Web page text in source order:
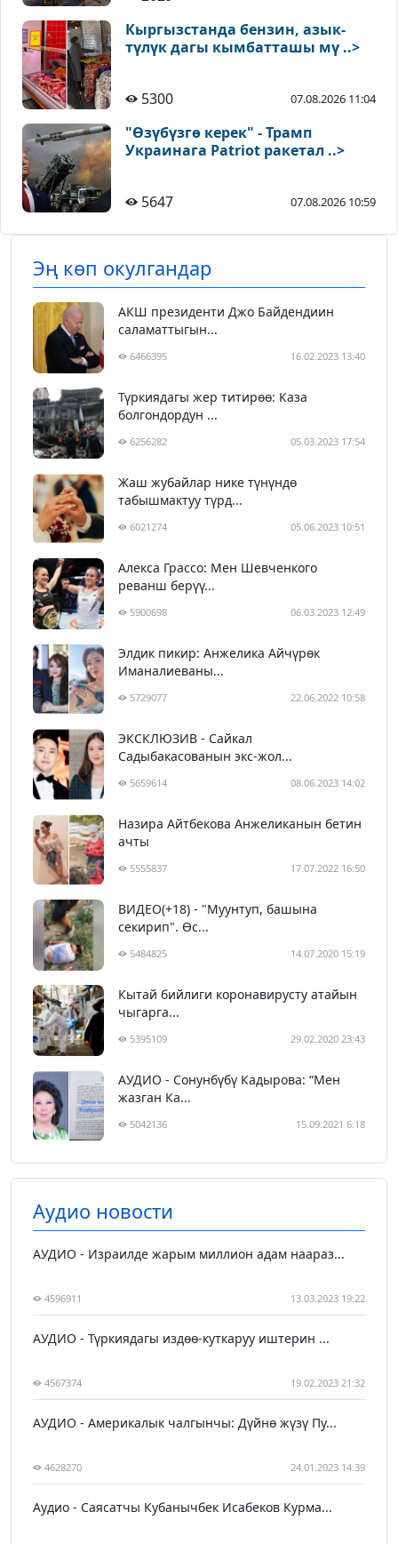
Кыргызстанда бензин, азык-
түлүк дагы кымбатташы мү ..>
5300 07.08.2026 11:04
"Өзүбүзгө керек" - Трамп
Украинага Patriot ракетал ..>
5647 07.08.2026 10:59
Эң көп окулгандар
АКШ президенти Джо Байдендиин
саламаттыгын...
6466395 16.02.2023 13:40
Түркиядагы жер титирөө: Каза
болгондордун ...
6256282 05.03.2023 17:54
Жаш жубайлар нике түнүндө
табышмактуу түрд...
6021274 05.06.2023 10:51
Алекса Грассо: Мен Шевченкого
реванш берүү...
5900698 06.03.2023 12:49
Элдик пикир: Анжелика Айчүрөк
Иманалиеваны...
5729077 22.06.2022 10:58
ЭКСКЛЮЗИВ - Сайкал
Садыбакасованын экс-жол...
5659614 08.06.2023 14:02
Назира Айтбекова Анжеликанын бетин
ачты
5555837 17.07.2022 16:50
ВИДЕО(+18) - "Муунтуп, башына
секирип". Өс...
5484825 14.07.2020 15:19
Кытай бийлиги коронавирусту атайын
чыгарга...
5395109 29.02.2020 23:43
АУДИО - Сонунбүбү Кадырова: “Мен
жазган Ка...
5042136 15.09.2021 6:18
Аудио новости
АУДИО - Израилде жарым миллион адам наараз...
4596911 13.03.2023 19:22
АУДИО - Түркиядагы издөө-куткаруу иштерин ...
4567374 19.02.2023 21:32
АУДИО - Америкалык чалгынчы: Дүйнө жүзү Пу...
4628270 24.01.2023 14:39
Аудио - Саясатчы Кубанычбек Исабеков Курма...